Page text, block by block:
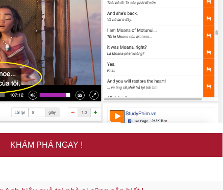
KHÁM PHÁ NGAY !